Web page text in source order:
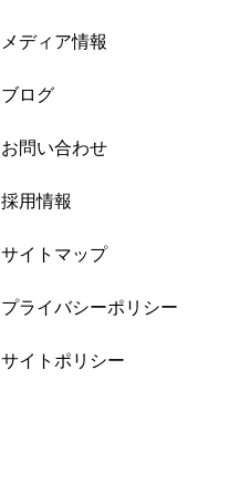
メディア情報
ブログ
お問い合わせ
採用情報
サイトマップ
プライバシーポリシー
サイトポリシー